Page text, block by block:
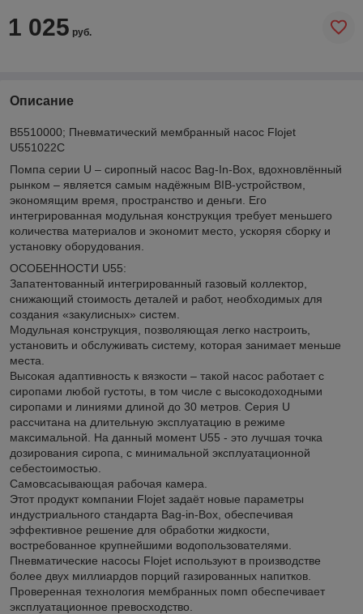
1 025 руб.
Описание
B5510000; Пневматический мембранный насос Flojet
U551022C
Помпа серии U – сиропный насос Bag-In-Box, вдохновлённый
рынком – является самым надёжным BIB-устройством,
экономящим время, пространство и деньги. Его
интегрированная модульная конструкция требует меньшего
количества материалов и экономит место, ускоряя сборку и
установку оборудования.
ОСОБЕННОСТИ U55:
Запатентованный интегрированный газовый коллектор,
снижающий стоимость деталей и работ, необходимых для
создания «закулисных» систем.
Модульная конструкция, позволяющая легко настроить,
установить и обслуживать систему, которая занимает меньше
места.
Высокая адаптивность к вязкости – такой насос работает с
сиропами любой густоты, в том числе с высокодоходными
сиропами и линиями длиной до 30 метров. Серия U
рассчитана на длительную эксплуатацию в режиме
максимальной. На данный момент U55 - это лучшая точка
дозирования сиропа, с минимальной эксплуатационной
себестоимостью.
Самовсасывающая рабочая камера.
Этот продукт компании Flojet задаёт новые параметры
индустриального стандарта Bag-in-Box, обеспечивая
эффективное решение для обработки жидкости,
востребованное крупнейшими водопользователями.
Пневматические насосы Flojet используют в производстве
более двух миллиардов порций газированных напитков.
Проверенная технология мембранных помп обеспечивает
эксплуатационное превосходство.